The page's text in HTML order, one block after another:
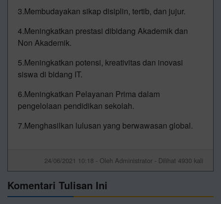
3.Membudayakan sikap disiplin, tertib, dan jujur.
4.Meningkatkan prestasi dibidang Akademik dan
Non Akademik.
5.Meningkatkan potensi, kreativitas dan inovasi
siswa di bidang IT.
6.Meningkatkan Pelayanan Prima dalam
pengelolaan pendidikan sekolah.
7.Menghasilkan lulusan yang berwawasan global.
24/06/2021 10:18 - Oleh Administrator - Dilihat 4930 kali
Komentari Tulisan Ini